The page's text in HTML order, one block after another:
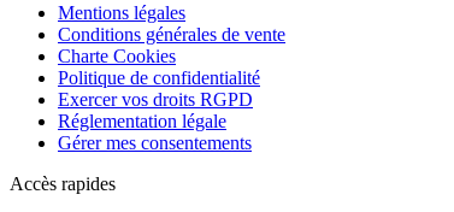
Mentions légales
Conditions générales de vente
Charte Cookies
Politique de confidentialité
Exercer vos droits RGPD
Réglementation légale
Gérer mes consentements
Accès rapides